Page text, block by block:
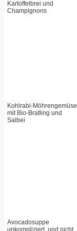
Kartoffelbrei und
Champignons
Kohlrabi-Möhrengemüse
mit Bio-Bratling und
Salbei
Avocadosuppe
unkompliziert, und nicht